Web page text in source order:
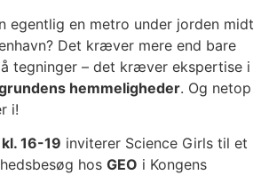
egentlig en metro under jorden midt
Det kræver mere end bare
tegninger – det kræver ekspertise i
hemmeligheder. Og netop
i!
16-19 inviterer Science Girls til et
hos GEO i Kongens